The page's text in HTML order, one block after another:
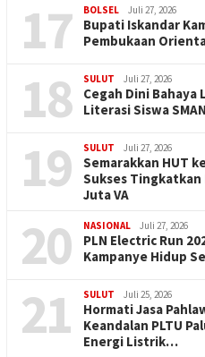
17 BOLSEL Juli 27, 2026
Bupati Iskandar
Pembukaan
18 SULUT Juli 27, 2026
Cegah Dini
Literasi Siswa
19 SULUT Juli 27, 2026
Semarakkan HUT
Sukses Tingkatkan
Juta VA
20 NASIONAL Juli 27, 2026
PLN Electric Run
Kampanye Hidup
21 SULUT Juli 25, 2026
Hormati Jasa
Keandalan PLTU
Energi Listrik…